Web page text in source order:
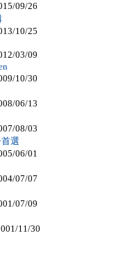
09/26
10/25
03/09
10/30
06/13
08/03
選
06/01
07/07
07/09
11/30